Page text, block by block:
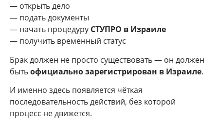
— открыть дело
— подать документы
— начать процедуру СТУПРО в Израиле
— получить временный статус
Брак должен не просто существовать — он должен
бытьофициально зарегистрирован в Израиле.
И именно здесь появляется чёткая
последовательность действий, без которой
процесс не движется.